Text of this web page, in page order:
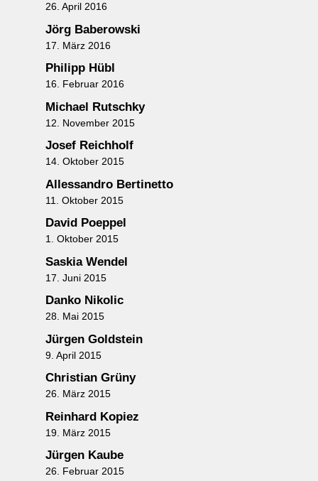
26. April 2016
Jörg Baberowski
17. März 2016
Philipp Hübl
16. Februar 2016
Michael Rutschky
12. November 2015
Josef Reichholf
14. Oktober 2015
Allessandro Bertinetto
11. Oktober 2015
David Poeppel
1. Oktober 2015
Saskia Wendel
17. Juni 2015
Danko Nikolic
28. Mai 2015
Jürgen Goldstein
9. April 2015
Christian Grüny
26. März 2015
Reinhard Kopiez
19. März 2015
Jürgen Kaube
26. Februar 2015